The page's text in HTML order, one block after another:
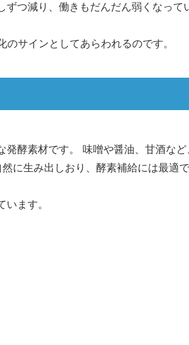
つ減り、働きもだんだん弱くなって
サインとしてあらわれるのです。
酵素材です。 味噌や醤油、甘酒など
に生み出しおり、酵素補給には最適で
ます。